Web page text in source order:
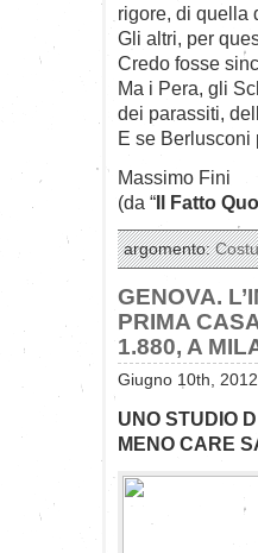
rigore, di quella
Gli altri, per
Credo fosse
Ma i Pera, gli
dei parassiti,
E se Berlusconi
Massimo Fini
(da “Il Fatto
argomento:
GENOVA.
PRIMA
1.880, A
Giugno 10th,
UNO STUDIO
MENO CARE